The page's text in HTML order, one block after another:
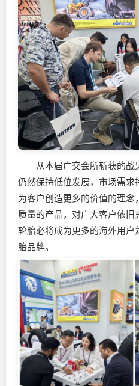
从本届广交会所斩获的战
仍然保持低位发展，市场需求
为客户创造更多的价值的理念
质量的产品，对广大客户依旧
轮胎必将成为更多的海外用户
胎品牌。